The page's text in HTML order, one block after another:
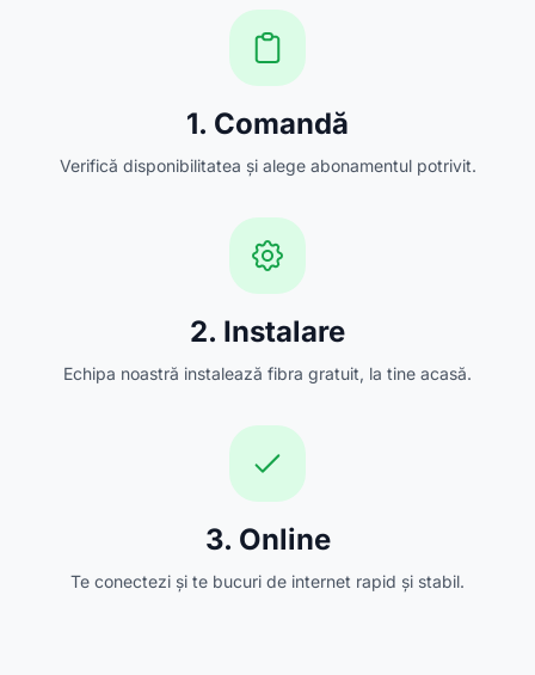
1. Comandă
Verifică disponibilitatea și alege abonamentul potrivit.
2. Instalare
Echipa noastră instalează fibra gratuit, la tine acasă.
3. Online
Te conectezi și te bucuri de internet rapid și stabil.